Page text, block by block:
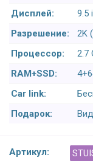
Дисплей:
9.5
Разрешение:
2K
Процессор:
2.7
RAM+SSD:
Car link:
Подарок:
Артикул: